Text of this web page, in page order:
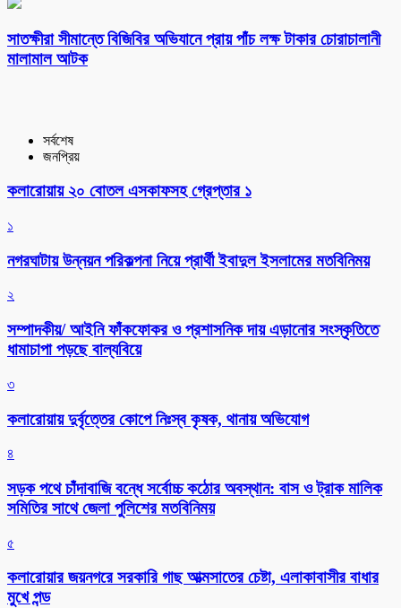
সাতক্ষীরা সীমান্তে বিজিবির অভিযানে প্রায় পাঁচ লক্ষ টাকার চোরাচালানী
মালামাল আটক
সর্বশেষ
জনপ্রিয়
কলারোয়ায় ২০ বোতল এসকাফসহ গ্রেপ্তার ১
১
নগরঘাটায় উন্নয়ন পরিকল্পনা নিয়ে প্রার্থী ইবাদুল ইসলামের মতবিনিময়
২
সম্পাদকীয়/ আইনি ফাঁকফোকর ও প্রশাসনিক দায় এড়ানোর সংস্কৃতিতে
ধামাচাপা পড়ছে বাল্যবিয়ে
৩
কলারোয়ায় দুর্বৃত্তের কোপে নিঃস্ব কৃষক, থানায় অভিযোগ
৪
সড়ক পথে চাঁদাবাজি বন্ধে সর্বোচ্চ কঠোর অবস্থান: বাস ও ট্রাক মালিক
সমিতির সাথে জেলা পুলিশের মতবিনিময়
৫
কলারোয়ার জয়নগরে সরকারি গাছ আত্মসাতের চেষ্টা, এলাকাবাসীর বাধার
মুখে পন্ড